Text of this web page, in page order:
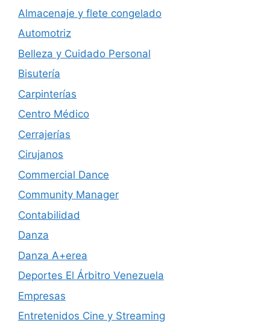
Almacenaje y flete congelado
Automotriz
Belleza y Cuidado Personal
Bisutería
Carpinterías
Centro Médico
Cerrajerías
Cirujanos
Commercial Dance
Community Manager
Contabilidad
Danza
Danza A+erea
Deportes El Árbitro Venezuela
Empresas
Entretenidos Cine y Streaming